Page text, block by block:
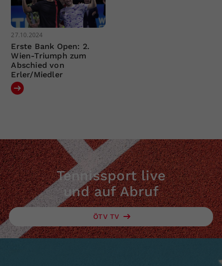
27.10.2024
Erste Bank Open: 2.
Wien-Triumph zum
Abschied von
Erler/Miedler
Tennissport live
und auf Abruf
ÖTV TV